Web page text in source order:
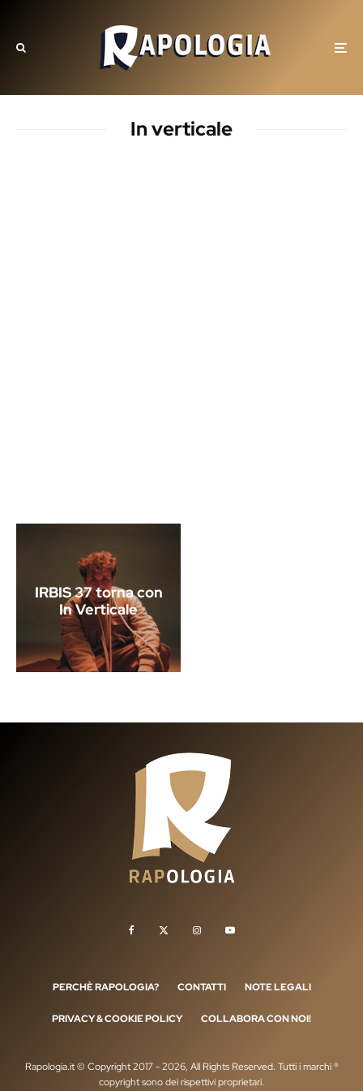
In verticale
IRBIS 37 torna con
In Verticale
PERCHÈ RAPOLOGIA? CONTATTI NOTE LEGALI
PRIVACY & COOKIE POLICY COLLABORA CON NOI!
Rapologia.it © Copyright 2017 - 2026, All Rights Reserved. Tutti i marchi ®
copyright sono dei rispettivi proprietari.